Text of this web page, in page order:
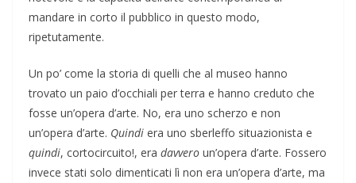
mandare in corto il pubblico in questo modo,
ripetutamente.
Un po’ come la storia di quelli che al museo hanno
trovato un paio d’occhiali per terra e hanno creduto che
fosse un’opera d’arte. No, era uno scherzo e non
un’opera d’arte. Quindi era uno sberleffo situazionista e
quindi, cortocircuito!, era davvero un’opera d’arte. Fossero
invece stati solo dimenticati lì non era un’opera d’arte, ma